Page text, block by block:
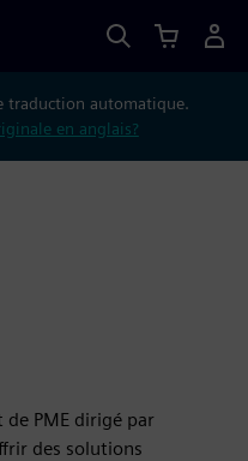
traduction automatique.
en anglais?
PME dirigé par
des solutions